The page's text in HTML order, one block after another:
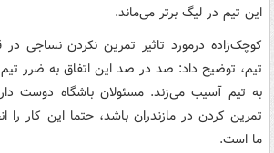
این تیم در لیگ برتر می‌ماند.
کوچک‌زاده درمورد تاثیر تمرین نکردن نساجی در
تیم، توضیح داد: صد در صد این اتفاق به ضرر
به تیم آسیب می‌زند. مسئولان باشگاه دوست
تمرین کردن در مازندران باشد، حتما این کار را
ما است.